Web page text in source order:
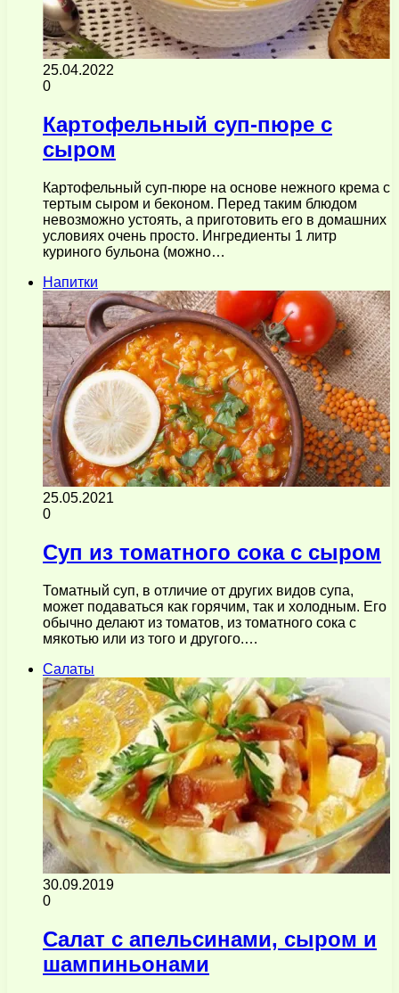
25.04.2022
0
Картофельный суп-пюре с
сыром
Картофельный суп-пюре на основе нежного крема с
тертым сыром и беконом. Перед таким блюдом
невозможно устоять, а приготовить его в домашних
условиях очень просто. Ингредиенты 1 литр
куриного бульона (можно…
Напитки
25.05.2021
0
Cуп из томатного сока с сыром
Томатный суп, в отличие от других видов супа,
может подаваться как горячим, так и холодным. Его
обычно делают из томатов, из томатного сока с
мякотью или из того и другого.…
Салаты
30.09.2019
0
Салат с апельсинами, сыром и
шампиньонами